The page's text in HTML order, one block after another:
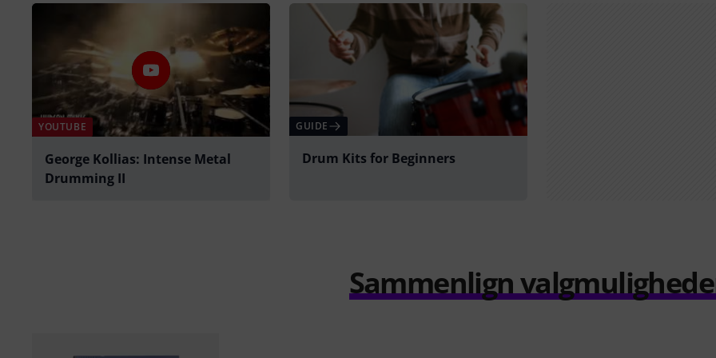
YOUTUBE
George Kollias: Intense Metal
Drumming II
GUIDE
Drum Kits for Beginners
Sammenlign